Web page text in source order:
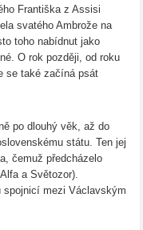
Františka z Assisi
svatého Ambrože na
toho nabídnut jako
O rok později, od roku
se také začíná psát
po dlouhý věk, až do
státu. Ten jej
čemuž předcházelo
a Světozor).
spojnicí mezi Václavským